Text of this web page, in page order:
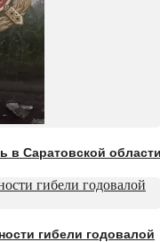
в Саратовской
гибели годовалой